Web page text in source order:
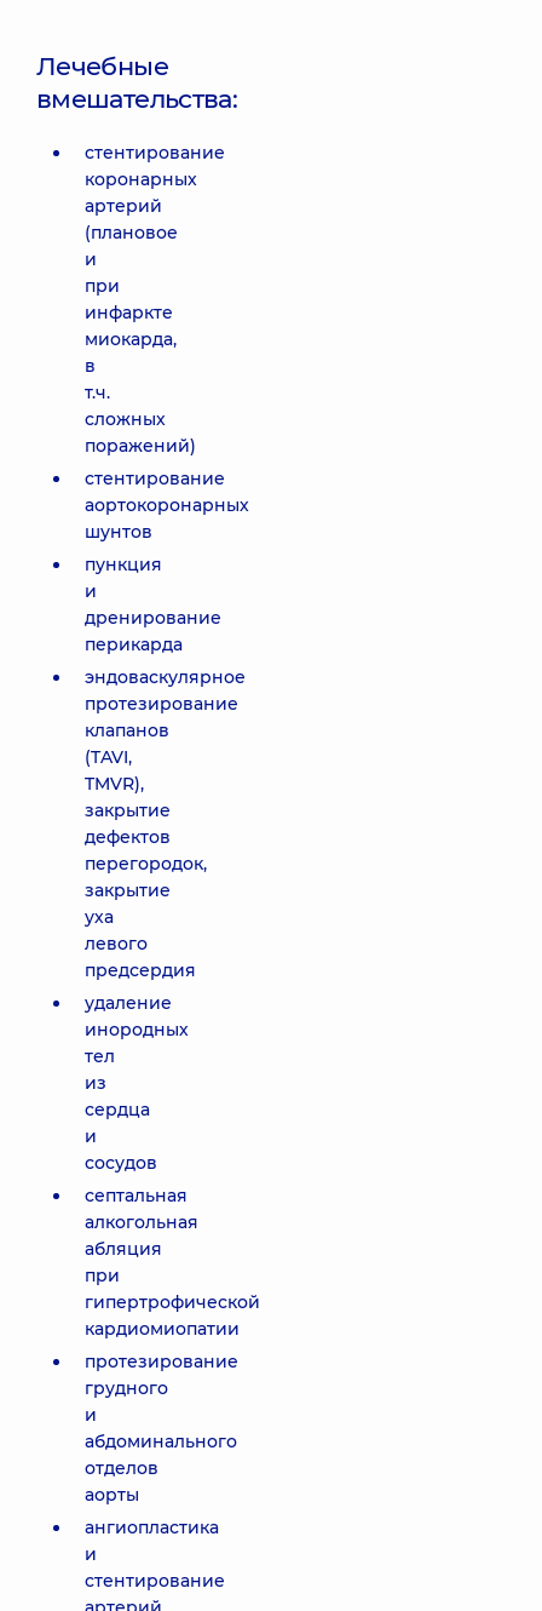
Лечебные
вмешательства:
стентирование
коронарных
артерий
(плановое
и
при
инфаркте
миокарда,
в
т.ч.
сложных
поражений)
стентирование
аортокоронарных
шунтов
пункция
и
дренирование
перикарда
эндоваскулярное
протезирование
клапанов
(TAVI,
TMVR),
закрытие
дефектов
перегородок,
закрытие
уха
левого
предсердия
удаление
инородных
тел
из
сердца
и
сосудов
септальная
алкогольная
абляция
при
гипертрофической
кардиомиопатии
протезирование
грудного
и
абдоминального
отделов
аорты
ангиопластика
и
стентирование